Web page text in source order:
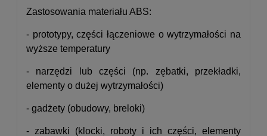
Zastosowania materiału ABS:
- prototypy, części łączeniowe o wytrzymałości na
wyższe temperatury
- narzędzi lub części (np. zębatki, przekładki,
elementy o dużej wytrzymałości)
- gadżety (obudowy, breloki)
- zabawki (klocki, roboty i ich części, elementy